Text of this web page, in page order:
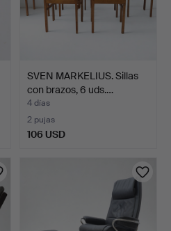
SVEN MARKELIUS. Sillas
con brazos, 6 uds.…
4 días
2 pujas
106 USD